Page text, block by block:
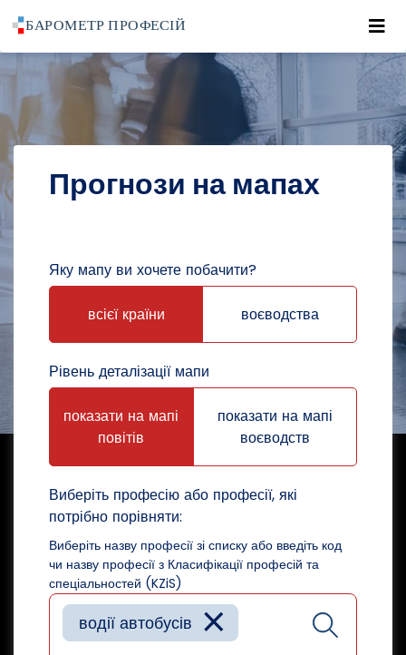
POWRÓT DO STRONY GŁÓWNEJ
ПРОГНОЗИ ПРОГНОЗИ НА МАПАХ
Прогнози на мапах
Яку мапу ви хочете побачити?
всієї країни воєводства
Рівень деталізації мапи
показати на мапі
повітів
показати на мапі
воєводств
Виберіть професію або професії, які
потрібно порівняти:
Виберіть назву професії зі списку або введіть код
чи назву професії з Класифікації професій та
спеціальностей (KZiS)
×
водії автобусів